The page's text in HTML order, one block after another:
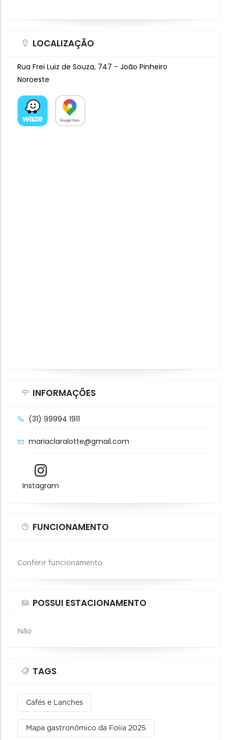
LOCALIZAÇÃO
Rua Frei Luiz de Souza, 747 - João Pinheiro
Noroeste
INFORMAÇÕES
(31) 99994 1911
mariaclaralotte@gmail.com
Instagram
FUNCIONAMENTO
Conferir funcionamento
POSSUI ESTACIONAMENTO
Não
TAGS
Cafés e Lanches
Mapa gastronômico da Folia 2025